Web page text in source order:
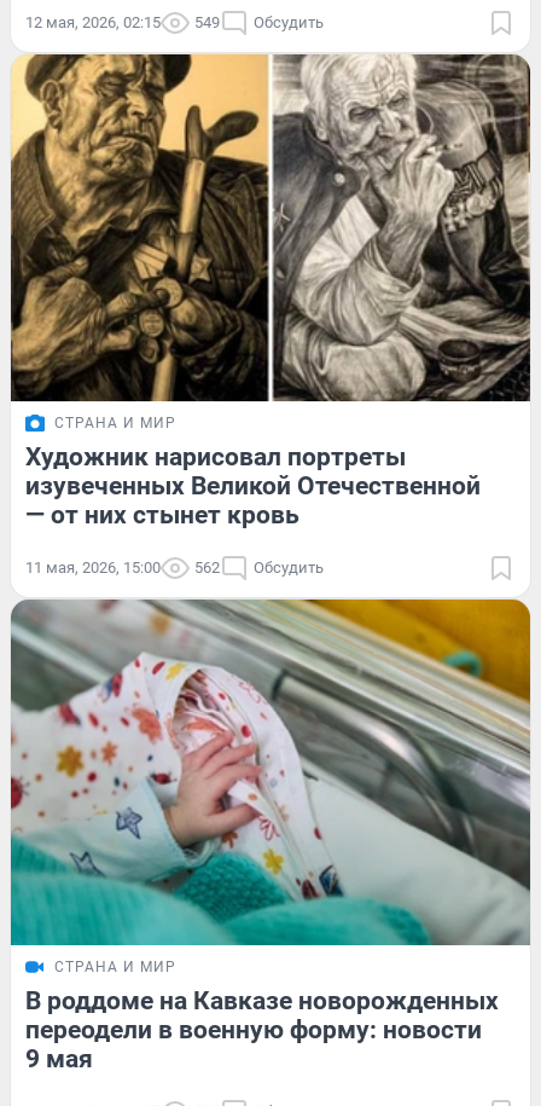
12 мая, 2026, 02:15 549 Обсудить
СТРАНА И МИР
Художник нарисовал портреты
изувеченных Великой Отечественной
— от них стынет кровь
11 мая, 2026, 15:00 562 Обсудить
СТРАНА И МИР
В роддоме на Кавказе новорожденных
переодели в военную форму: новости
9 мая